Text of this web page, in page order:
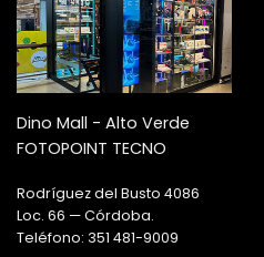
Dino Mall - Alto Verde
FOTOPOINT TECNO
Rodríguez del Busto 4086
Loc. 66 — Córdoba.
Teléfono: 351 481-9009